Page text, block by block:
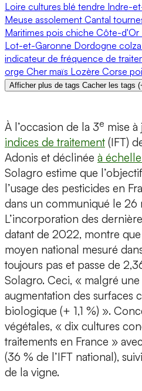
Loire cultures blé tendre Indre-
Meuse assolement Cantal
Maritimes pois chiche Côte-d'Or
Lot-et-Garonne Dordogne colza
indicateur de fréquence de
orge Cher maïs Lozère Corse
Afficher plus de tags Cacher les tags (
À l’occasion de la 3e mise à
indices de traitement (IFT)
Adonis et déclinée à
Solagro estime que
l’usage des pesticides en
dans un communiqué le 26
L’incorporation des
datant de 2022, montre que
moyen national mesuré
toujours pas et passe de
Solagro. Ceci, « malgré
augmentation des surfaces
biologique (+ 1,1 %) ».
végétales, « dix cultures
traitements en France »
(36 % de l’IFT national),
de la vigne.